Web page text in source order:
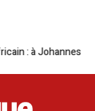
Aimé Boji